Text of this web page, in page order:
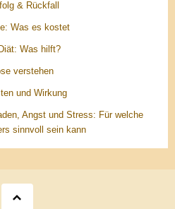
& Rückfall
Was es kostet
Was hilft?
verstehen
und Wirkung
Angst und Stress: Für welche
sinnvoll sein kann